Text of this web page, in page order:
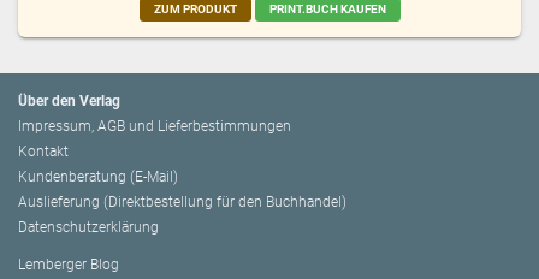
ZUM PRODUKT PRINT.BUCH KAUFEN
Über den Verlag
Impressum, AGB und Lieferbestimmungen
Kontakt
Kundenberatung (E-Mail)
Auslieferung (Direktbestellung für den Buchhandel)
Datenschutzerklärung
Lemberger Blog